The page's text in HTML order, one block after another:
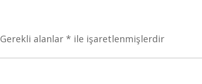
Gerekli alanlar * ile işaretlenmişlerdir